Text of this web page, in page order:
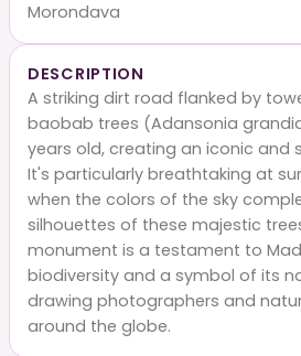
Morondava
DESCRIPTION
A striking dirt road flanked by
baobab trees (Adansonia
years old, creating an iconic and
It's particularly breathtaking at
when the colors of the sky
silhouettes of these majestic
monument is a testament to
biodiversity and a symbol of its
drawing photographers and
around the globe.